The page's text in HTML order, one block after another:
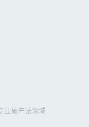
破产法领域